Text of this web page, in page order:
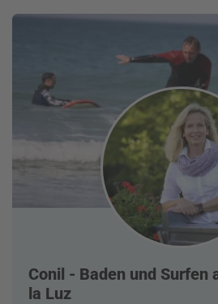
Conil - Baden und Surfen
la Luz